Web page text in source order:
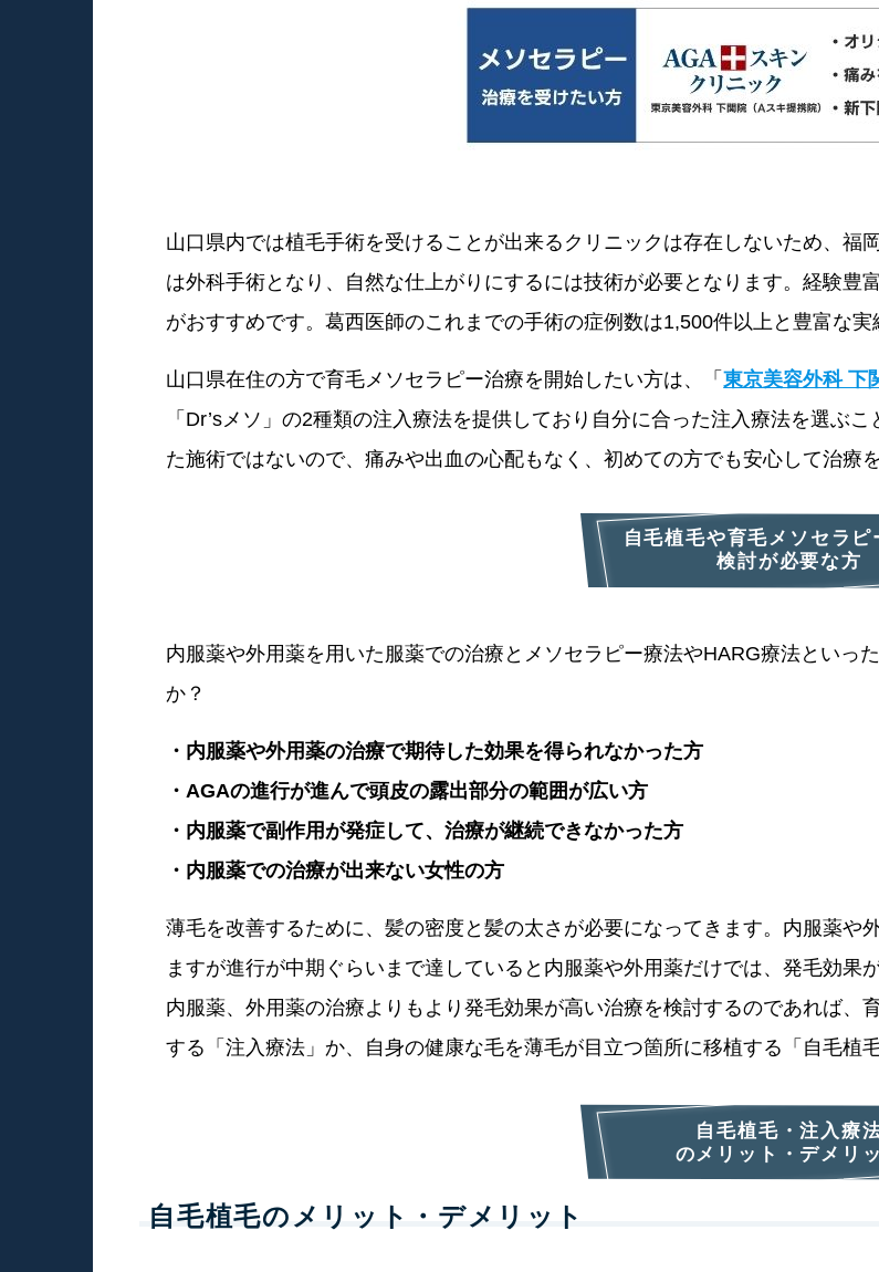
山口県内では植毛手術を受けることが出来るクリニックは存在しないため、福
は外科手術となり、自然な仕上がりにするには技術が必要となります。経験豊
がおすすめです。葛西医師のこれまでの手術の症例数は1,500件以上と豊富な
山口県在住の方で育毛メソセラピー治療を開始したい方は、「東京美容外科 下
「Dr’sメソ」の2種類の注入療法を提供しており自分に合った注入療法を選ぶ
た施術ではないので、痛みや出血の心配もなく、初めての方でも安心して治療
自毛植毛や育毛メソセラピ
検討が必要な方
内服薬や外用薬を用いた服薬での治療とメソセラピー療法やHARG療法といっ
か？
・内服薬や外用薬の治療で期待した効果を得られなかった方
・AGAの進行が進んで頭皮の露出部分の範囲が広い方
・内服薬で副作用が発症して、治療が継続できなかった方
・内服薬での治療が出来ない女性の方
薄毛を改善するために、髪の密度と髪の太さが必要になってきます。内服薬や
ますが進行が中期ぐらいまで達していると内服薬や外用薬だけでは、発毛効果
内服薬、外用薬の治療よりもより発毛効果が高い治療を検討するのであれば、
する「注入療法」か、自身の健康な毛を薄毛が目立つ箇所に移植する「自毛植
自毛植毛・注入療
のメリット・デメリ
自毛植毛のメリット・デメリット